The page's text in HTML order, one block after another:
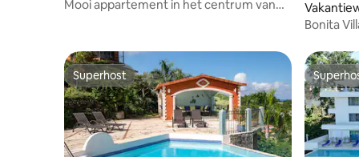
Mooi appartement in het centrum van
as
Bonita
Superhost
Superhost